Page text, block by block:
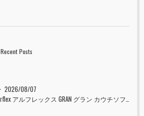
Recent Posts
2026/08/07